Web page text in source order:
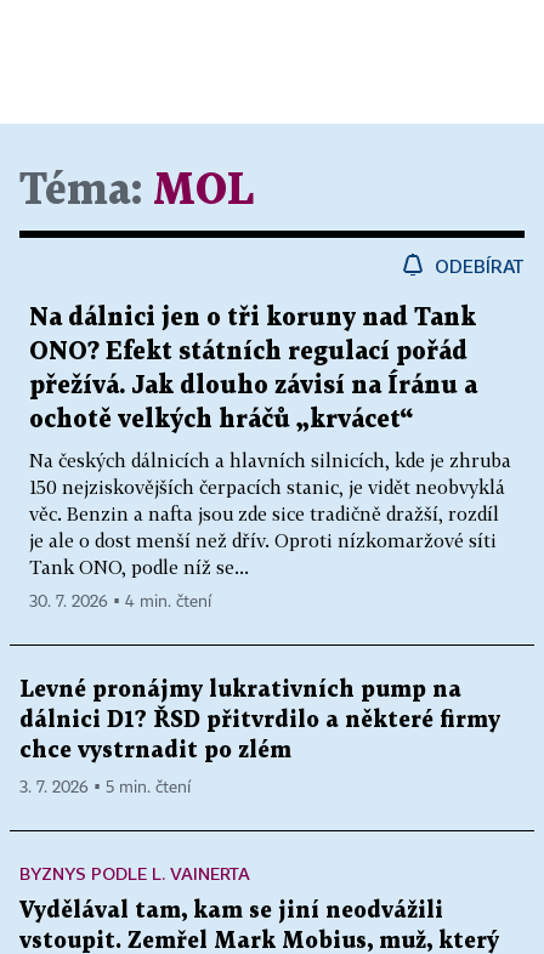
Téma: MOL
ODEBÍRAT
Na dálnici jen o tři koruny nad Tank
ONO? Efekt státních regulací pořád
přežívá. Jak dlouho závisí na Íránu a
ochotě velkých hráčů „krvácet“
Na českých dálnicích a hlavních silnicích, kde je zhruba
150 nejziskovějších čerpacích stanic, je vidět neobvyklá
věc. Benzin a nafta jsou zde sice tradičně dražší, rozdíl
je ale o dost menší než dřív. Oproti nízkomaržové síti
Tank ONO, podle níž se...
30. 7. 2026 ▪ 4 min. čtení
Levné pronájmy lukrativních pump na
dálnici D1? ŘSD přitvrdilo a některé firmy
chce vystrnadit po zlém
3. 7. 2026 ▪ 5 min. čtení
BYZNYS PODLE L. VAINERTA
Vydělával tam, kam se jiní neodvážili
vstoupit. Zemřel Mark Mobius, muž, který